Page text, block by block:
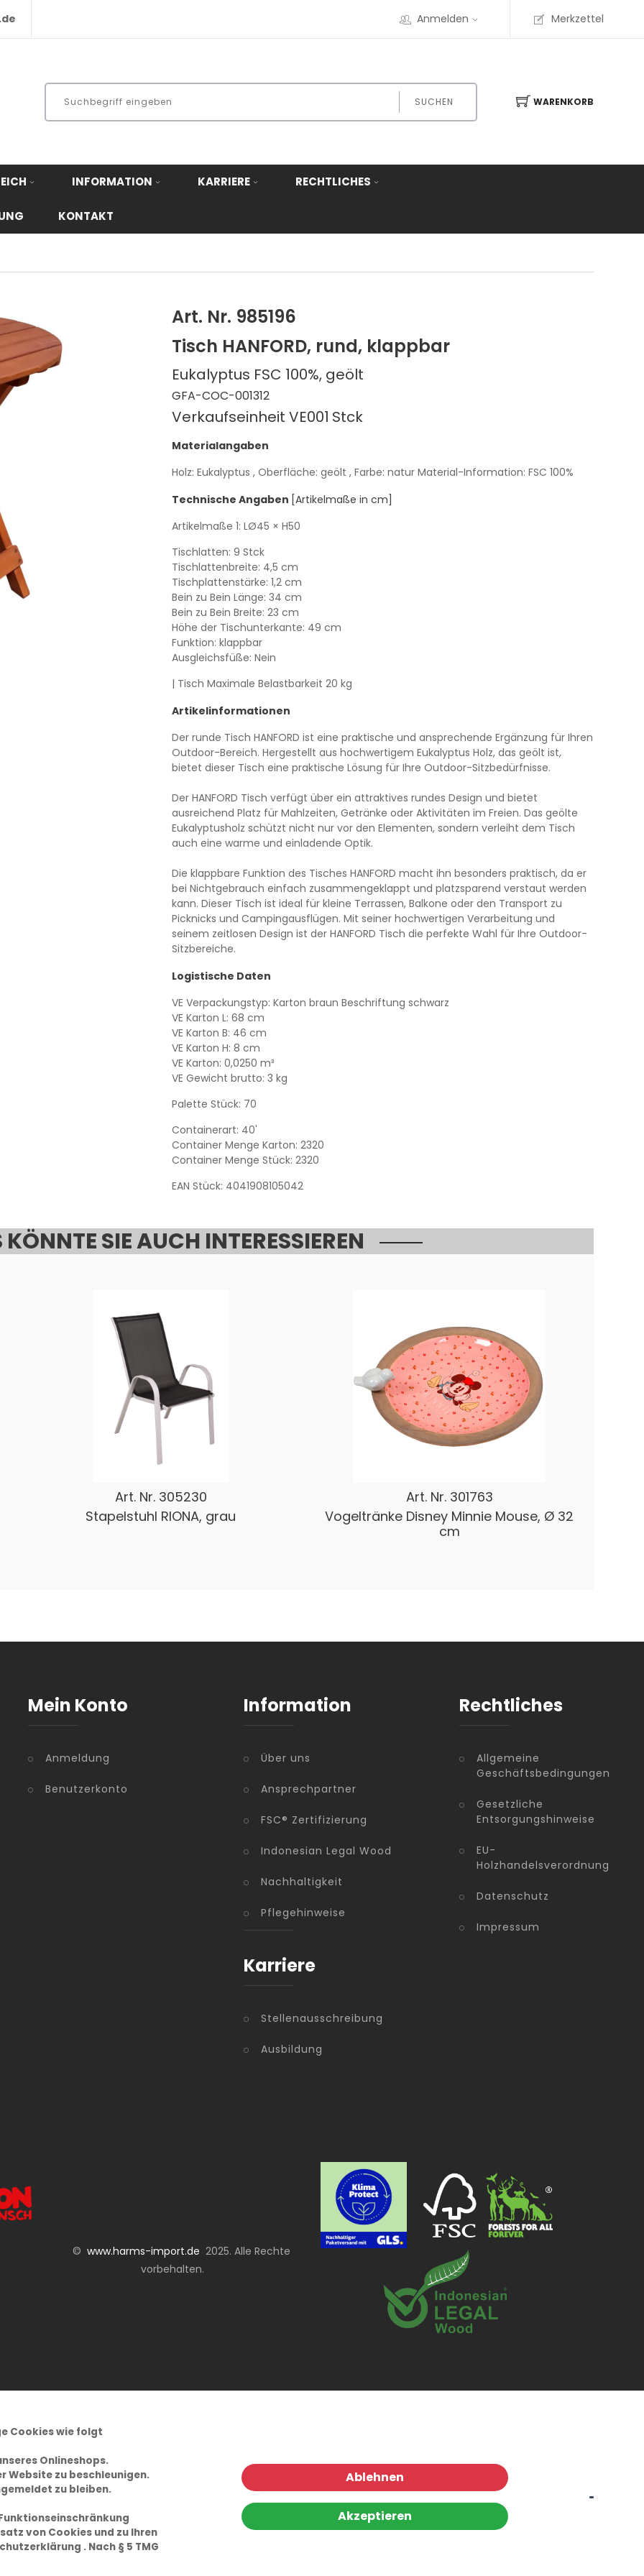
Anmelden Merkzettel
SUCHEN WARENKORB
INFORMATION KARRIERE RECHTLICHES
KONTAKT
Art. Nr. 985196
Tisch HANFORD, rund, klappbar
Eukalyptus FSC 100%, geölt
GFA-COC-001312
Verkaufseinheit VE001 Stck
Materialangaben
Holz: Eukalyptus , Oberfläche: geölt , Farbe: natur Material-Information: FSC 100%
Technische Angaben [Artikelmaße in cm]
Artikelmaße 1: LØ45 × H50
Tischlatten: 9 Stck
Tischlattenbreite: 4,5 cm
Tischplattenstärke: 1,2 cm
Bein zu Bein Länge: 34 cm
Bein zu Bein Breite: 23 cm
Höhe der Tischunterkante: 49 cm
Funktion: klappbar
Ausgleichsfüße: Nein
| Tisch Maximale Belastbarkeit 20 kg
Artikelinformationen
Der runde Tisch HANFORD ist eine praktische und ansprechende Ergänzung für Ihren
Outdoor-Bereich. Hergestellt aus hochwertigem Eukalyptus Holz, das geölt ist,
bietet dieser Tisch eine praktische Lösung für Ihre Outdoor-Sitzbedürfnisse.
Der HANFORD Tisch verfügt über ein attraktives rundes Design und bietet
ausreichend Platz für Mahlzeiten, Getränke oder Aktivitäten im Freien. Das geölte
Eukalyptusholz schützt nicht nur vor den Elementen, sondern verleiht dem Tisch
auch eine warme und einladende Optik.
Die klappbare Funktion des Tisches HANFORD macht ihn besonders praktisch, da er
bei Nichtgebrauch einfach zusammengeklappt und platzsparend verstaut werden
kann. Dieser Tisch ist ideal für kleine Terrassen, Balkone oder den Transport zu
Picknicks und Campingausflügen. Mit seiner hochwertigen Verarbeitung und
seinem zeitlosen Design ist der HANFORD Tisch die perfekte Wahl für Ihre Outdoor-
Sitzbereiche.
Logistische Daten
VE Verpackungstyp: Karton braun Beschriftung schwarz
VE Karton L: 68 cm
VE Karton B: 46 cm
VE Karton H: 8 cm
VE Karton: 0,0250 m³
VE Gewicht brutto: 3 kg
Palette Stück: 70
Containerart: 40'
Container Menge Karton: 2320
Container Menge Stück: 2320
EAN Stück: 4041908105042
SIE AUCH INTERESSIEREN
Art. Nr. 305230
Stapelstuhl RIONA, grau
Art. Nr. 301763
Vogeltränke Disney Minnie Mouse, Ø 32
cm
Mein Konto
Anmeldung
Benutzerkonto
Information
Über uns
Ansprechpartner
FSC® Zertifizierung
Indonesian Legal Wood
Nachhaltigkeit
Pflegehinweise
Karriere
Stellenausschreibung
Ausbildung
Rechtliches
Allgemeine
Geschäftsbedingungen
Gesetzliche
Entsorgungshinweise
EU-
Holzhandelsverordnung
Datenschutz
Impressum
© www.harms-import.de 2025. Alle Rechte
vorbehalten.
Cookies wie folgt
Onlineshops.
Website zu beschleunigen.
zu bleiben.
von Cookies und zu Ihren
. Nach § 5 TMG
Ablehnen
Akzeptieren